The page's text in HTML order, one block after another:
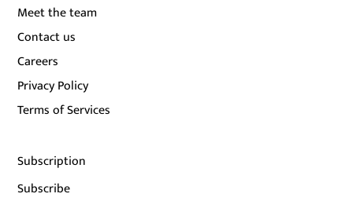
Meet the team
Contact us
Careers
Privacy Policy
Terms of Services
Subscription
Subscribe